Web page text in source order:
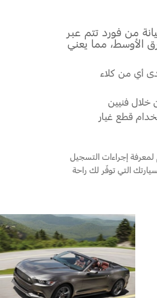
من فورد تتم عبر
الأوسط، مما يعني
أي من كلاء
فنيين
قطع غيار
لمعرفة إجراءات التسجيل
التي توفّر لك راحة